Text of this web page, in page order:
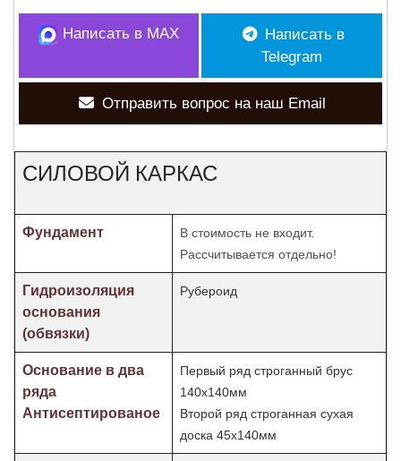
Написать в MAX
Написать в
Telegram
Отправить вопрос на наш Email
СИЛОВОЙ КАРКАС
Фундамент
В стоимость не входит.
Рассчитывается отдельно!
Гидроизоляция
основания
(обвязки)
Рубероид
Основание в два
ряда
Антисептированое
Первый ряд строганный брус
140х140мм
Второй ряд строганная сухая
доска 45х140мм